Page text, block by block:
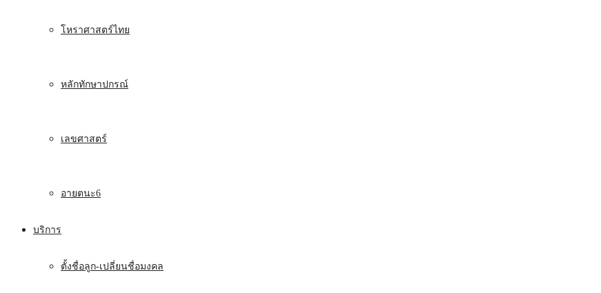
โหราศาสตร์ไทย
หลักทักษาปกรณ์
เลขศาสตร์
อายตนะ6
บริการ
ตั้งชื่อลูก-เปลี่ยนชื่อมงคล